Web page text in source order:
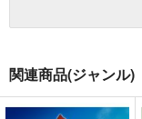
関連商品(ジャンル)